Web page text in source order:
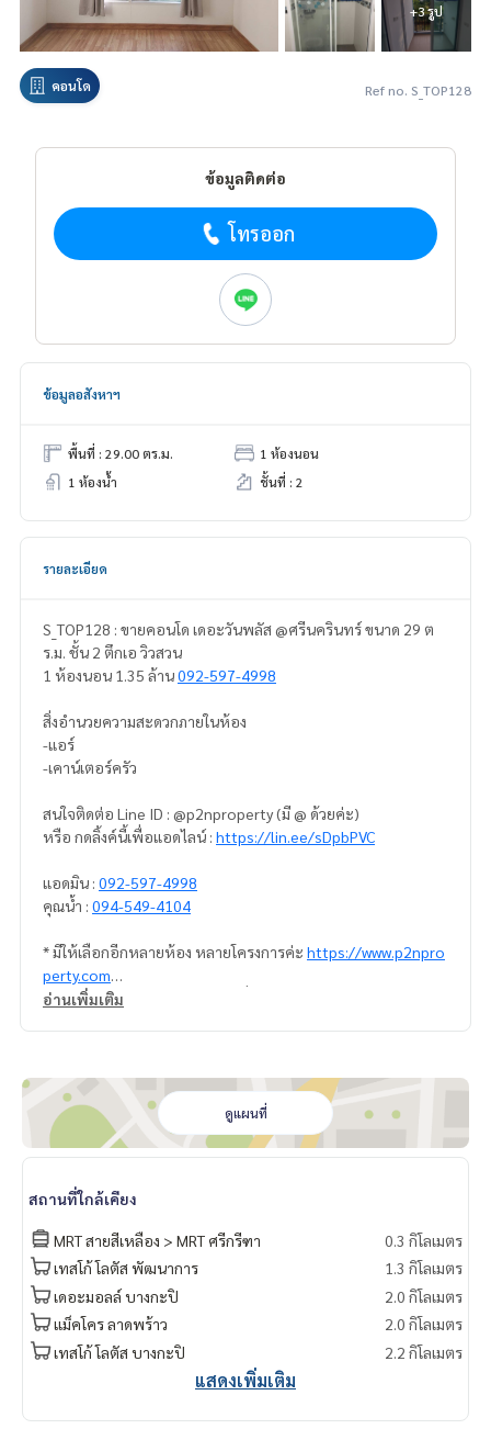
+3 รูป
คอนโด Ref no. S_TOP128
ข้อมูลติดต่อ
โทรออก
ข้อมูลอสังหาฯ
พื้นที่ : 29.00 ตร.ม.
1 ห้องนอน
1 ห้องน้ำ
ชั้นที่ : 2
รายละเอียด
S_TOP128 : ขายคอนโด เดอะวันพลัส @ศรีนครินทร์ ขนาด 29 ต
ร.ม. ชั้น 2 ตึกเอ วิวสวน
1 ห้องนอน 1.35 ล้าน092-597-4998
สิ่งอำนวยความสะดวกภายในห้อง
-แอร์
-เคาน์เตอร์ครัว
สนใจติดต่อ Line ID : @p2nproperty (มี @ ด้วยค่ะ)
หรือ กดลิ้งค์นี้เพื่อแอดไลน์ : https://lin.ee/sDpbPVC
แอดมิน : 092-597-4998
คุณน้ำ : 094-549-4104
* มีให้เลือกอีกหลายห้อง หลายโครงการค่ะ https://www.p2npro
perty.com
**รับฝาก ขาย-เช่า คอนโด บ้าน ที่ดิน โซน รามคำแหง หัวหมาก พร
อ่านเพิ่มเติม
ดูแผนที่
สถานที่ใกล้เคียง
MRT สายสีเหลือง > MRT ศรีกรีฑา
0.3 กิโลเมตร
เทสโก้ โลตัส​ พัฒนาการ
1.3 กิโลเมตร
เดอะมอลล์ บางกะปิ
2.0 กิโลเมตร
แม็คโคร ลาดพร้าว
2.0 กิโลเมตร
เทสโก้ โลตัส บางกะปิ
2.2 กิโลเมตร
แสดงเพิ่มเติม